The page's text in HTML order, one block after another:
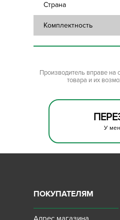
Страна
Комплектность
Производитель вправе на
товара и их
У
ПОКУПАТЕЛЯМ